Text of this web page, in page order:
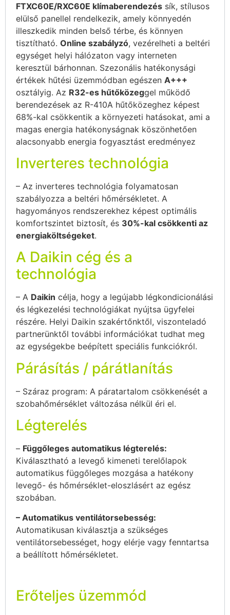
FTXC60E/RXC60E klímaberendezés sík, stílusos
elülső panellel rendelkezik, amely könnyedén
illeszkedik minden belső térbe, és könnyen
tisztítható. Online szabályzó, vezérelheti a beltéri
egységet helyi hálózaton vagy interneten
keresztül bárhonnan. Szezonális hatékonysági
értékek hűtési üzemmódban egészen A+++
osztályig. Az R32-es hűtőközeggel működő
berendezések az R-410A hűtőközeghez képest
68%-kal csökkentik a környezeti hatásokat, ami a
magas energia hatékonyságnak köszönhetően
alacsonyabb energia fogyasztást eredményez
Inverteres technológia
– Az inverteres technológia folyamatosan
szabályozza a beltéri hőmérsékletet. A
hagyományos rendszerekhez képest optimális
komfortszintet biztosít, és 30%-kal csökkenti az
energiaköltségeket.
A Daikin cég és a
technológia
– A Daikin célja, hogy a legújabb légkondicionálási
és légkezelési technológiákat nyújtsa ügyfelei
részére. Helyi Daikin szakértőnktől, viszonteladó
partnerünktől további információkat tudhat meg
az egységekbe beépített speciális funkciókról.
Párásítás / párátlanítás
– Száraz program: A páratartalom csökkenését a
szobahőmérséklet változása nélkül éri el.
Légterelés
– Függőleges automatikus légterelés:
Kiválasztható a levegő kimeneti terelőlapok
automatikus függőleges mozgása a hatékony
levegő- és hőmérséklet-eloszlásért az egész
szobában.
– Automatikus ventilátorsebesség:
Automatikusan kiválasztja a szükséges
ventilátorsebességet, hogy elérje vagy fenntartsa
a beállított hőmérsékletet.
Erőteljes üzemmód